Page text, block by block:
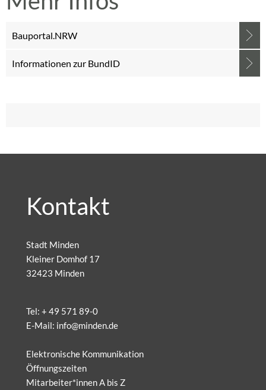
Bauportal.NRW
Informationen zur BundID
Kontakt
Stadt Minden
Kleiner Domhof 17
32423 Minden
Tel: + 49 571 89-0
E-Mail: info@minden.de
Elektronische Kommunikation
Öffnungszeiten
Mitarbeiter*innen A bis Z